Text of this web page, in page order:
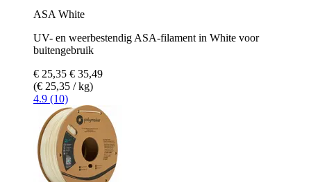
ASA White
UV- en weerbestendig ASA-filament in White voor
buitengebruik
€ 25,35 € 35,49
(€ 25,35 / kg)
4.9 (10)